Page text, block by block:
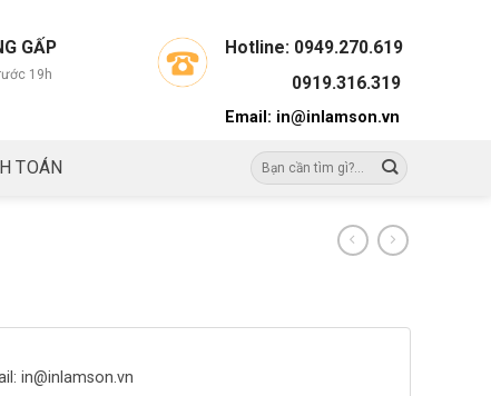
GẤP
19h
Hotline: 0949.270.619
0919.316.319
Email: in@inlamson.vn
TOÁN
in@inlamson.vn